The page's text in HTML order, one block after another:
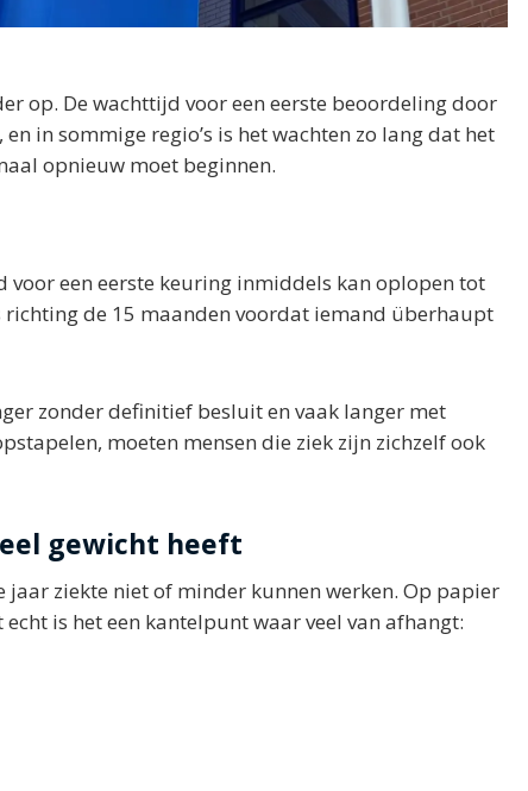
op. De wachttijd voor een eerste beoordeling door
in sommige regio’s is het wachten zo lang dat het
opnieuw moet beginnen.
een eerste keuring inmiddels kan oplopen tot
richting de 15 maanden voordat iemand überhaupt
zonder definitief besluit en vaak langer met
moeten mensen die ziek zijn zichzelf ook
gewicht heeft
jaar ziekte niet of minder kunnen werken. Op papier
is het een kantelpunt waar veel van afhangt: